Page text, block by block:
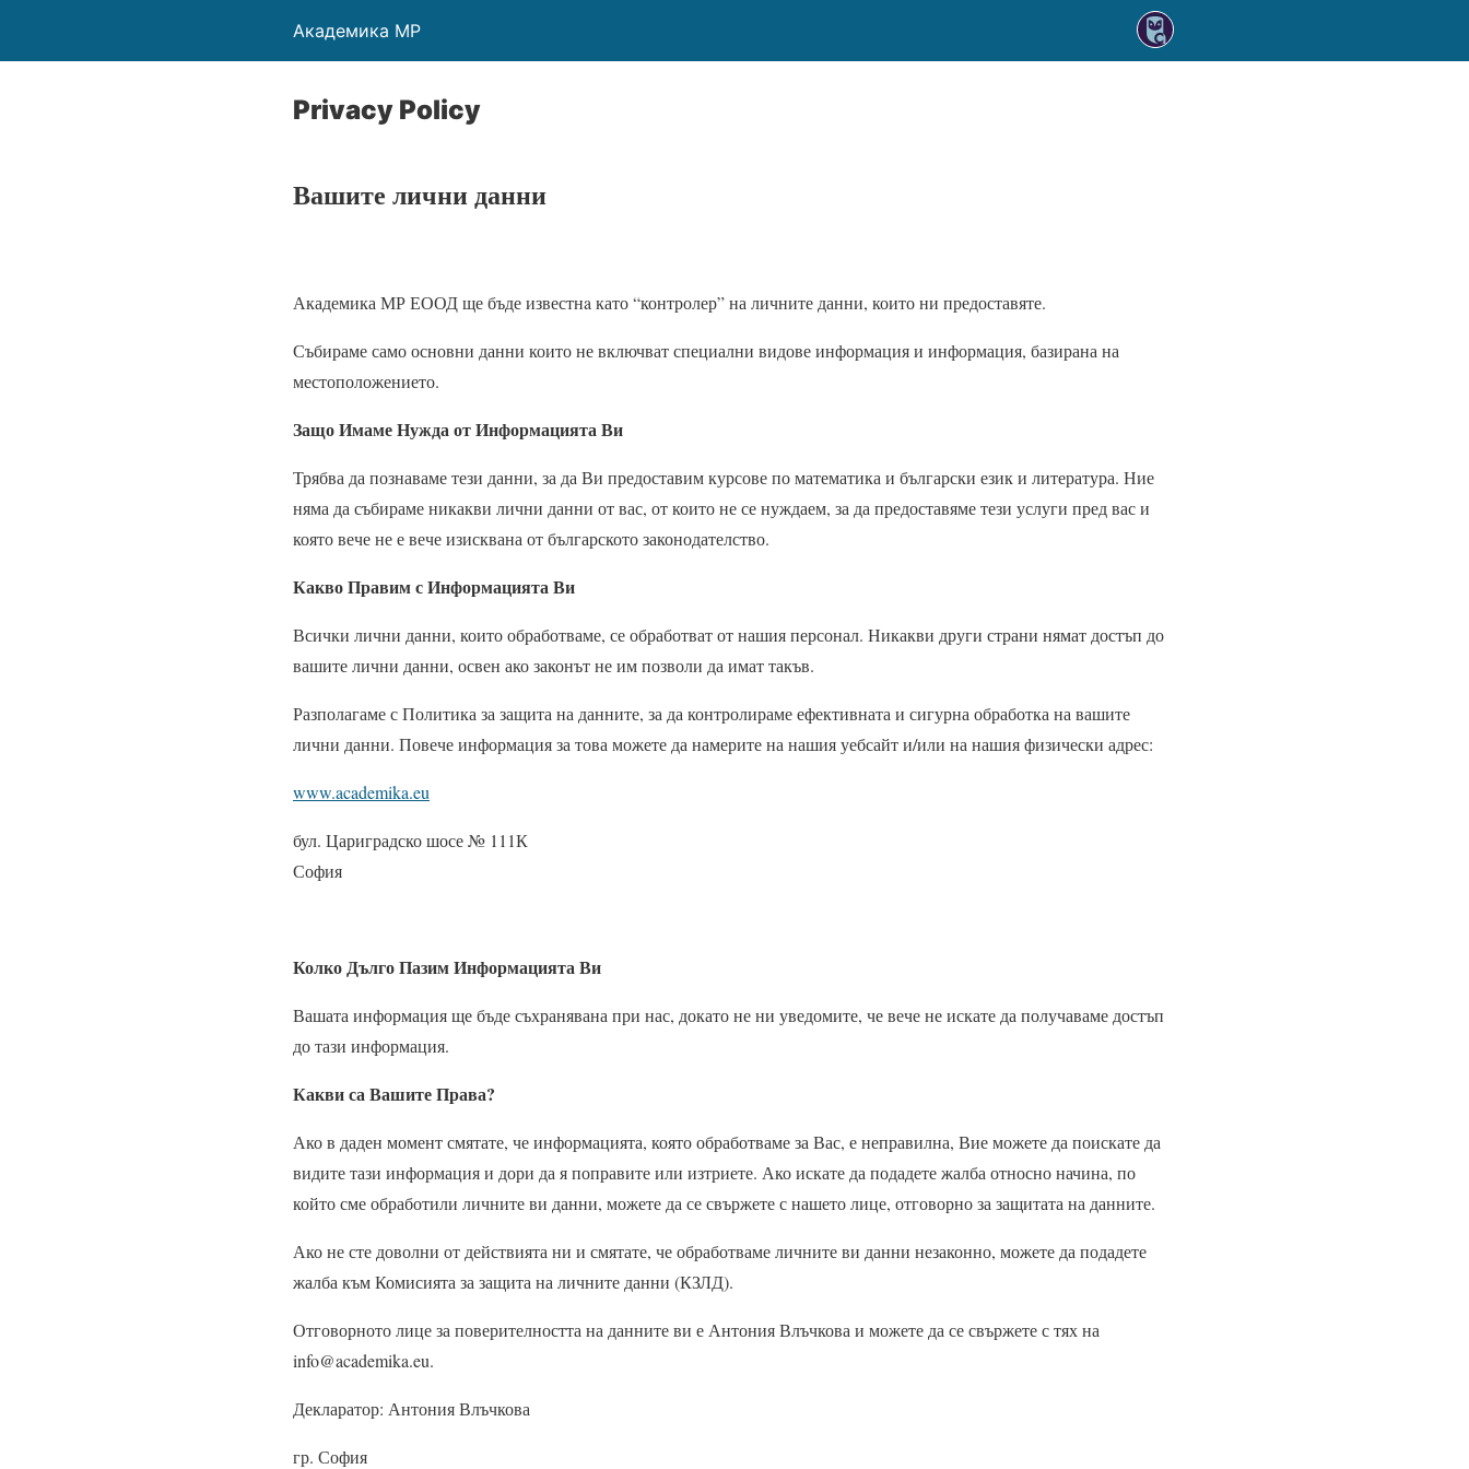
Академика МР
Privacy Policy
Вашите лични данни
Академика МР ЕООД ще бъде известнa като “контролер” на личните данни, които ни предоставяте.
Събираме само основни данни които не включват специални видове информация и информация, базирана на
местоположението.
Защо Имаме Нужда от Информацията Ви
Трябва да познаваме тези данни, за да Ви предоставим курсове по математика и български език и литература. Ние
няма да събираме никакви лични данни от вас, от които не се нуждаем, за да предоставяме тези услуги пред вас и
която вече не е вече изисквана от българското законодателство.
Какво Правим с Информацията Ви
Всички лични данни, които обработваме, се обработват от нашия персонал. Никакви други страни нямат достъп до
вашите лични данни, освен ако законът не им позволи да имат такъв.
Разполагаме с Политика за защита на данните, за да контролираме ефективната и сигурна обработка на вашите
лични данни. Повече информация за това можете да намерите на нашия уебсайт и/или на нашия физически адрес:
www.academika.eu
бул. Цариградско шосе № 111К
София
Колко Дълго Пазим Информацията Ви
Вашата информация ще бъде съхранявана при нас, докато не ни уведомите, че вече не искате да получаваме достъп
до тази информация.
Какви са Вашите Права?
Ако в даден момент смятате, че информацията, която обработваме за Вас, е неправилна, Вие можете да поискате да
видите тази информация и дори да я поправите или изтриете. Ако искате да подадете жалба относно начина, по
който сме обработили личните ви данни, можете да се свържете с нашето лице, отговорно за защитата на данните.
Ако не сте доволни от действията ни и смятате, че обработваме личните ви данни незаконно, можете да подадете
жалба към Комисията за защита на личните данни (КЗЛД).
Отговорното лице за поверителността на данните ви е Антония Влъчкова и можете да се свържете с тях на
info@academika.eu.
Декларатор: Антония Влъчкова
гр. София